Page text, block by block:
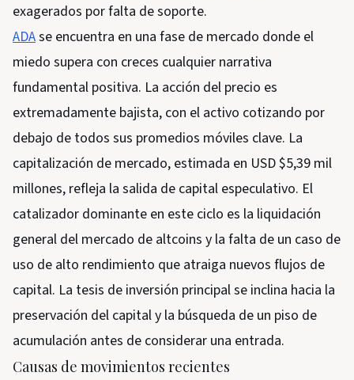
exagerados por falta de soporte.
ADAse encuentra en una fase de mercado donde el
miedo supera con creces cualquier narrativa
fundamental positiva. La acción del precio es
extremadamente bajista, con el activo cotizando por
debajo de todos sus promedios móviles clave. La
capitalización de mercado, estimada en USD $5,39 mil
millones, refleja la salida de capital especulativo. El
catalizador dominante en este ciclo es la liquidación
general del mercado de altcoins y la falta de un caso de
uso de alto rendimiento que atraiga nuevos flujos de
capital. La tesis de inversión principal se inclina hacia la
preservación del capital y la búsqueda de un piso de
acumulación antes de considerar una entrada.
Causas de movimientos recientes